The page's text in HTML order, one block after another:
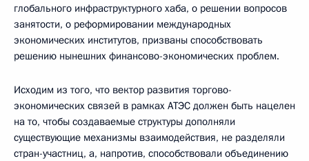
глобального инфраструктурного хаба, о решении вопросов
занятости, о реформировании международных
экономических институтов, призваны способствовать
решению нынешних финансово-экономических проблем.
Исходим из того, что вектор развития торгово-
экономических связей в рамках АТЭС должен быть нацелен
на то, чтобы создаваемые структуры дополняли
существующие механизмы взаимодействия, не разделяли
стран-участниц, а, напротив, способствовали объединению